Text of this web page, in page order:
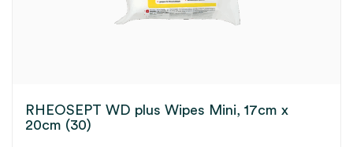
RHEOSEPT WD plus Wipes Mini, 17cm x
20cm (30)